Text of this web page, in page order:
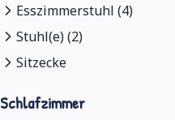
Esszimmerstuhl (4)
Stuhl(e) (2)
Sitzecke
Schlafzimmer